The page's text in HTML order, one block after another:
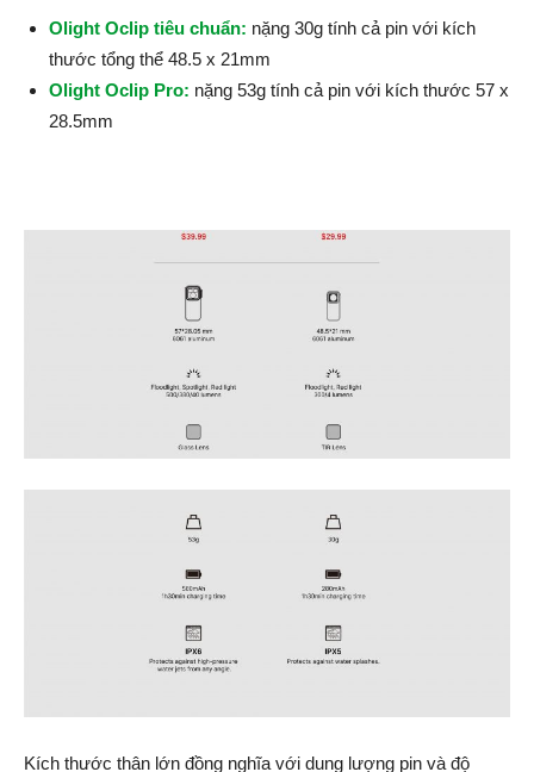
Olight Oclip tiêu chuẩn: nặng 30g tính cả pin với kích
thước tổng thể 48.5 x 21mm
Olight Oclip Pro: nặng 53g tính cả pin với kích thước 57 x
28.5mm
Kích thước thân lớn đồng nghĩa với dung lượng pin và độ